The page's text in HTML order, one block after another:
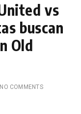
vs
buscan
Old
NO COMMENTS